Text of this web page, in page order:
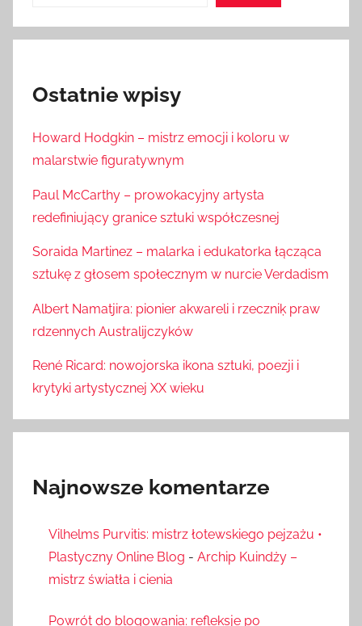
Ostatnie wpisy
Howard Hodgkin – mistrz emocji i koloru w
malarstwie figuratywnym
Paul McCarthy – prowokacyjny artysta
redefiniujący granice sztuki współczesnej
Soraida Martinez – malarka i edukatorka łącząca
sztukę z głosem społecznym w nurcie Verdadism
Albert Namatjira: pionier akwareli i rzeczniķ praw
rdzennych Australijczyków
René Ricard: nowojorska ikona sztuki, poezji i
krytyki artystycznej XX wieku
Najnowsze komentarze
Vilhelms Purvitis: mistrz łotewskiego pejzażu •
Plastyczny Online Blog - Archip Kuindży –
mistrz światła i cienia
Powrót do blogowania: refleksje po